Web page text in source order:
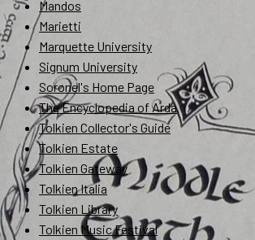
Mandos
Marietti
Marquette University
Signum University
Soronel's Home Page
The Encyclopedia of Arda
Tolkien Collector's Guide
Tolkien Estate
Tolkien Gateway
Tolkien Italia
Tolkien Library
Tolkien Music Festival